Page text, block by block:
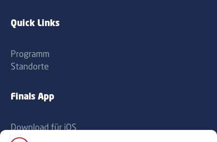
Quick Links
Programm
Standorte
Finals App
Download für iOS
Download für Android